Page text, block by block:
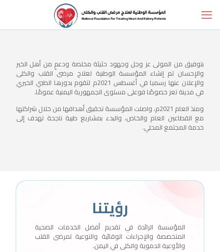
بتوفيق من المولى عز وجل وجهود حثيثة مخلصة ودعمٍ من أهل الخير
والإحسان تم إنشاء المؤسسة الوطنية لعلاج مرضى القلب والكلى
والإعلان عنها رسميا في أغسطس 2021م لتقوم بدورها الطبي الخيري
في مدينة تعز خصوصًا فوعلى مستوى الجمهورية اليمنية عمومًا.
ومنذ العام 2021م، واصلت المؤسسة تحقيق أهدافها من خلال شراكتها
مع القطاعين العام والخاص، والبدء بمشاريع طبية ناجحة تهدف إلى
خدمة المجتمع المحلي.
رؤيتنا
المؤسسة الرائدة في تقديم أفضل الخدمات الصحية
المتخصصة والإجراءات الوقائية والتوعية لمرضى القلب
والأوعية الدموية والكلى في اليمن.